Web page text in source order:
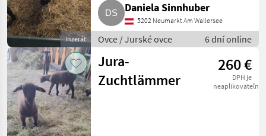
Inzerát
Daniela Sinnhuber
5202 Neumarkt Am Wallersee
Ovce / Jurské ovce 6 dní online
Jura-
Zuchtlämmer
260 €
DPH je
neaplikovateľné